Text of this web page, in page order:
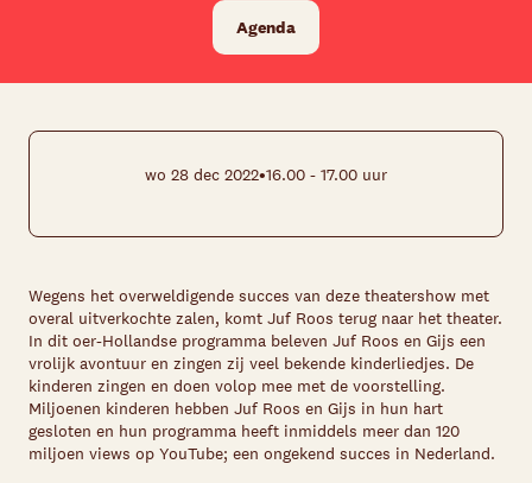
Agenda
wo 28 dec 2022•16.00 - 17.00 uur
Wegens het overweldigende succes van deze theatershow met
overal uitverkochte zalen, komt Juf Roos terug naar het theater.
In dit oer-Hollandse programma beleven Juf Roos en Gijs een
vrolijk avontuur en zingen zij veel bekende kinderliedjes. De
kinderen zingen en doen volop mee met de voorstelling.
Miljoenen kinderen hebben Juf Roos en Gijs in hun hart
gesloten en hun programma heeft inmiddels meer dan 120
miljoen views op YouTube; een ongekend succes in Nederland.